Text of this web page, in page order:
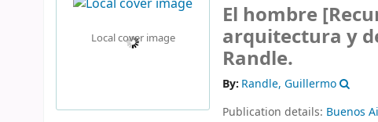
Local cover image
El hombre
arquitectura y
Randle.
By: Randle, Guillermo
Publication details: Buenos